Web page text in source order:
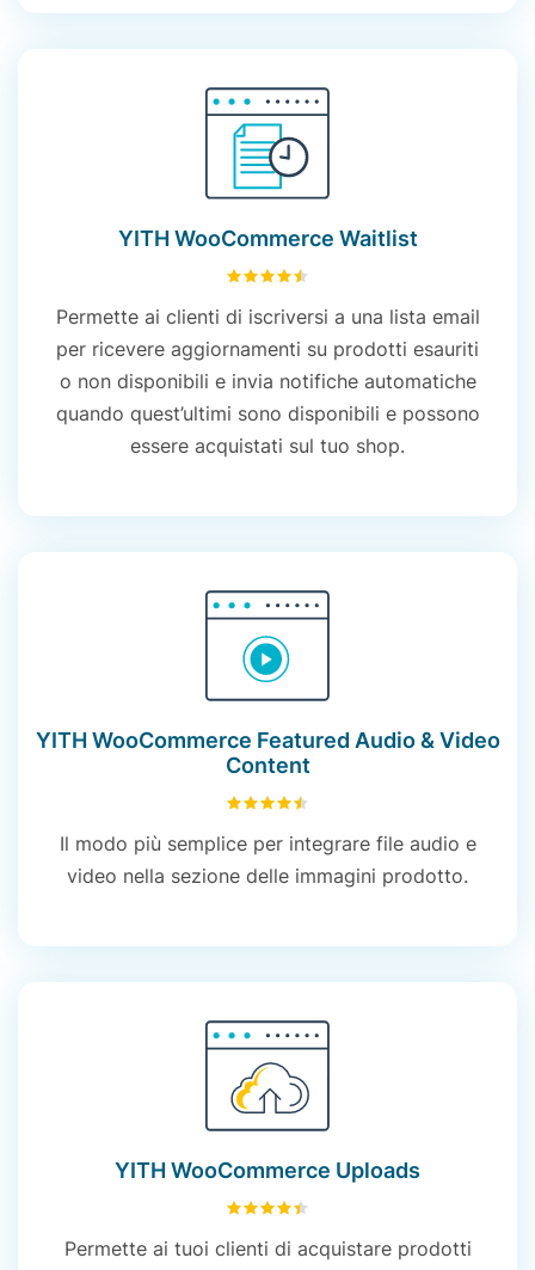
YITH WooCommerce Waitlist
Permette ai clienti di iscriversi a una lista email
per ricevere aggiornamenti su prodotti esauriti
o non disponibili e invia notifiche automatiche
quando quest’ultimi sono disponibili e possono
essere acquistati sul tuo shop.
YITH WooCommerce Featured Audio & Video
Content
Il modo più semplice per integrare file audio e
video nella sezione delle immagini prodotto.
YITH WooCommerce Uploads
Permette ai tuoi clienti di acquistare prodotti